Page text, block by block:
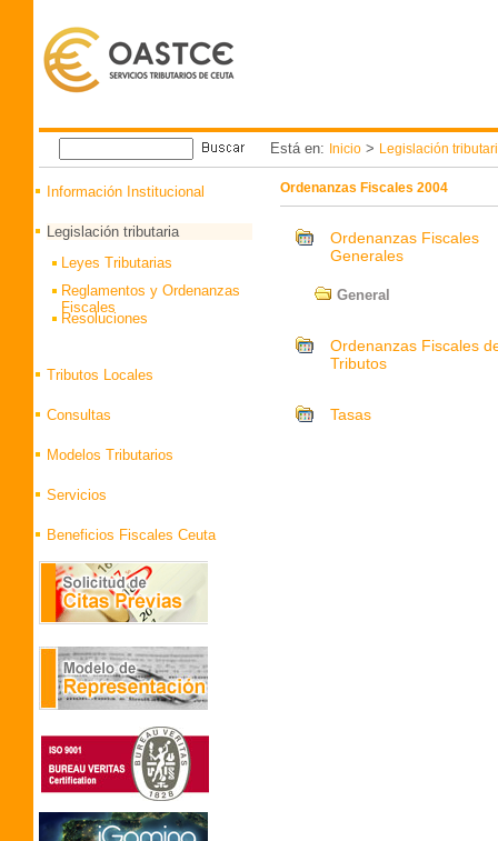
Está en: Inicio > Legislación
Información Institucional
Legislación tributaria
Leyes Tributarias
Reglamentos y Ordenanzas
Fiscales
Resoluciones
Tributos Locales
Consultas
Modelos Tributarios
Servicios
Beneficios Fiscales Ceuta
Ordenanzas Fiscales 2004
Ordenanzas Fiscales
Generales
General
Ordenanzas Fiscales
Tributos
Tasas